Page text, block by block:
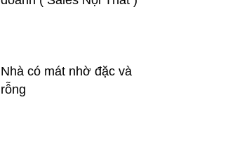
Nhà có mát nhờ đặc và
rỗng